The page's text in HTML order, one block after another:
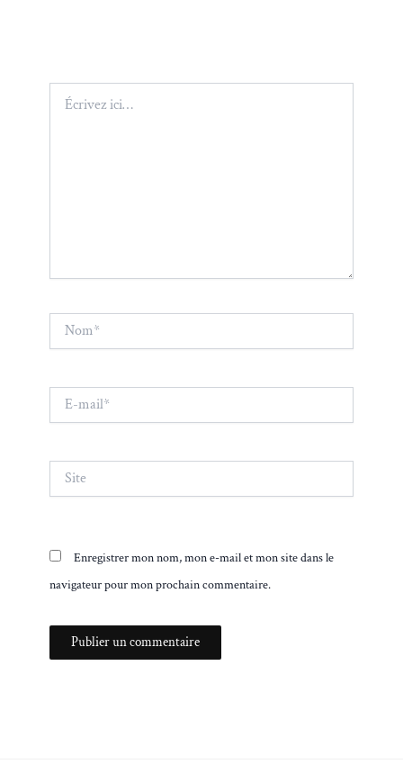
ici…
Nom*
mail*
Site
Enregistrer mon nom, mon e-mail et mon site dans le
navigateur pour mon prochain commentaire.